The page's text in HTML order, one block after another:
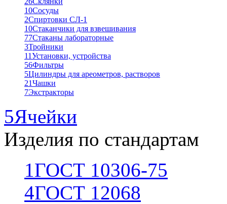
10Сосуды
2Спиртовки СЛ-1
10Стаканчики для взвешивания
77Стаканы лабораторные
3Тройники
11Установки, устройства
56Фильтры
5Цилиндры для ареометров, растворов
21Чашки
7Экстракторы
5Ячейки
Изделия по стандартам
1ГОСТ 10306-75
4ГОСТ 12068